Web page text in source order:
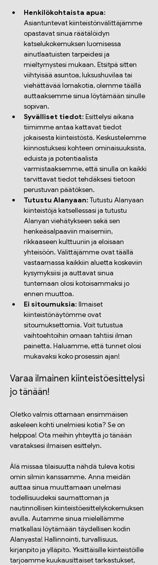
Henkilökohtaista apua:
Asiantuntevat kiinteistönvälittäjämme
opastavat sinua räätälöidyn
katselukokemuksen luomisessa
ainutlaatuisten tarpeidesi ja
mieltymystesi mukaan. Etsitpä sitten
viihtyisää asuntoa, luksushuvilaa tai
viehättävää lomakotia, olemme täällä
auttaaksemme sinua löytämään sinulle
sopivan.
Syvälliset tiedot: Esittelysi aikana
tiimimme antaa kattavat tiedot
jokaisesta kiinteistöstä. Keskustelemme
kiinnostuksesi kohteen ominaisuuksista,
eduista ja potentiaalista
varmistaaksemme, että sinulla on kaikki
tarvittavat tiedot tehdäksesi tietoon
perustuvan päätöksen.
Tutustu Alanyaan: Tutustu Alanyaan
kiinteistöjä katsellessasi ja tutustu
Alanyan viehätykseen sekä sen
henkeäsalpaaviin maisemiin,
rikkaaseen kulttuuriin ja eloisaan
yhteisöön. Välittäjämme ovat täällä
vastaamassa kaikkiin aluetta koskeviin
kysymyksiisi ja auttavat sinua
tuntemaan olosi kotoisammaksi jo
ennen muuttoa.
Ei sitoumuksia: Ilmaiset
kiinteistönäytömme ovat
sitoumuksettomia. Voit tutustua
vaihtoehtoihin omaan tahtiisi ilman
painetta. Haluamme, että tunnet olosi
mukavaksi koko prosessin ajan!
Varaa ilmainen kiinteistöesittelysi
jo tänään!
Oletko valmis ottamaan ensimmäisen
askeleen kohti unelmiesi kotia? Se on
helppoa! Ota meihin yhteyttä jo tänään
varataksesi ilmaisen esittelyn.
Älä missaa tilaisuutta nähdä tuleva kotisi
omin silmin kanssamme. Anna meidän
auttaa sinua muuttamaan unelmasi
todellisuudeksi saumattoman ja
nautinnollisen kiinteistöesittelykokemuksen
avulla. Autamme sinua mielellämme
matkallasi löytämään täydellisen kodin
Alanyasta! Hallinnointi, turvallisuus,
kirjanpito ja ylläpito. Yksittäisille kiinteistöille
tarjoamme kuukausittaiset tarkastukset,